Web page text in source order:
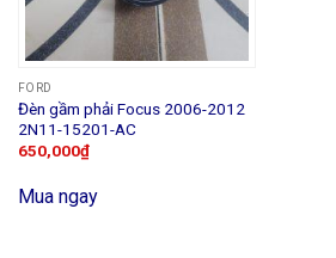
FORD
Đèn gầm phải Focus 2006-2012
2N11-15201-AC
650,000₫
Mua ngay